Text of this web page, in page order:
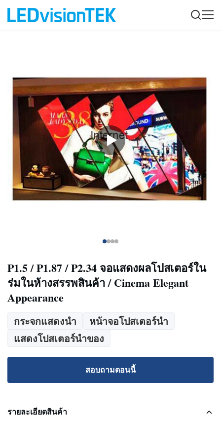
P1.5 / P1.87 / P2.34 จอแสดงผลโปสเตอร์ใน
ร่มในห้างสรรพสินค้า / Cinema Elegant
Appearance
กระจกแสดงนำ
หน้าจอโปสเตอร์นำ
แสดงโปสเตอร์นำของ
สอบถามตอนนี้
รายละเอียดสินค้า